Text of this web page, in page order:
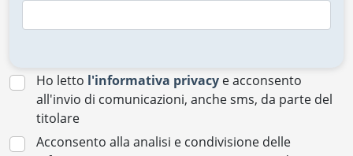
Ho letto l'informativa privacy e acconsento
all'invio di comunicazioni, anche sms, da parte del
titolare
Acconsento alla analisi e condivisione delle